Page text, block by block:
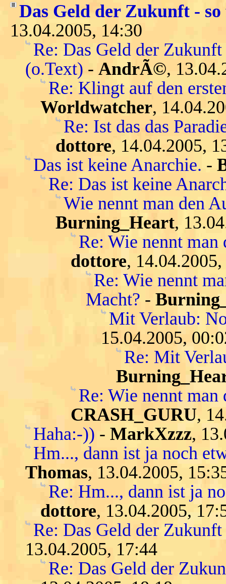
Das Geld der Zukunft -
13.04.2005, 14:30
Re: Das Geld der
(o.Text) - AndrÃ©,
Re: Klingt auf den
Worldwatcher,
Re: Ist das das
dottore, 14.04.2005,
Das ist keine Anarchie. -
Re: Das ist keine
Wie nennt man den
Burning_Heart,
Re: Wie nennt man
dottore,
Re: Wie nennt
Macht? -
Mit Verlaub:
15.04.2005,
Re: Mit
Re: Wie nennt man
CRASH_GURU,
Haha:-)) - MarkXzzz,
Hm..., dann ist ja noch
Thomas, 13.04.2005,
Re: Hm..., dann ist ja
dottore, 13.04.2005,
Re: Das Geld der
13.04.2005, 17:44
Re: Das Geld der